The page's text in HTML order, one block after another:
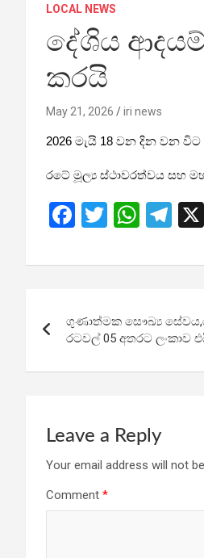
LOCAL NEWS
දේශිය
කරයි
May 21, 2026 iri news
2026 මැයි 18 වන දින වන
රටේ මූල්‍ය ස්ථාවරත්වය සහ
F
ce
o
o
k
T
tt
W
at
A
p
p
T
e
a
m
navigation
ගුණාත්මක සෞඛ්‍ය
රටවල් 05 අතරට ලංකාව
Leave a Reply
Your email address will not
Comment *